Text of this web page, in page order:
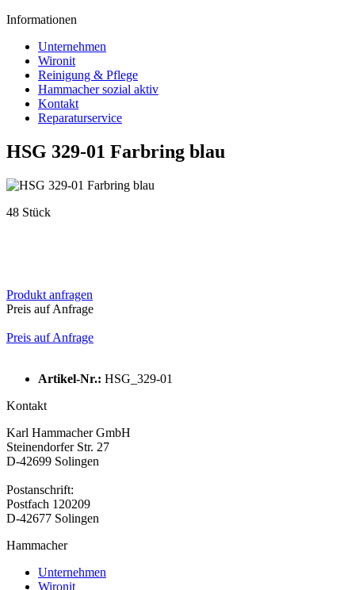
Informationen
Unternehmen
Wironit
Reinigung & Pflege
Hammacher sozial aktiv
Kontakt
Reparaturservice
HSG 329-01 Farbring blau
48 Stück
Produkt anfragen
Preis auf Anfrage
Preis auf Anfrage
Artikel-Nr.: HSG_329-01
Kontakt
Karl Hammacher GmbH
Steinendorfer Str. 27
D-42699 Solingen
Postanschrift:
Postfach 120209
D-42677 Solingen
Hammacher
Unternehmen
Wironit